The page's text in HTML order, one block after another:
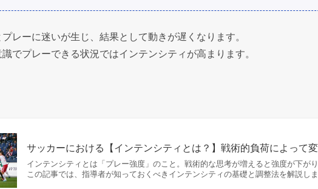
レーに迷いが生じ、結果として動きが遅くなります。
でプレーできる状況ではインテンシティが高まります。
サッカーにおける【インテンシティとは？】戦術的負荷によって
インテンシティとは「プレー強度」のこと。戦術的な思考が増えると強度が下がり
この記事では、指導者が知っておくべきインテンシティの基礎と調整法を解説しま